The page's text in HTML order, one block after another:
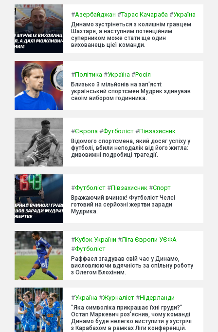
#Азербайджан #Тарас Качараба #Україна
Динамо зустрінеться з колишнім гравцем
Шахтаря, а наступним потенційним
суперником може стати ще один
вихованець цієї команди.
#Політика #Україна #Росія
Близько 3 мільйонів на зап'ясті:
український спортсмен Мудрик здивував
своїм вибором годинника.
#Європа #Футболіст #Півзахисник
Відомого спортсмена, який досяг успіху у
футболі, вбили неподалік від його житла:
дивовижні подробиці трагедії.
#Футболіст #Півзахисник #Спорт
Вражаючий вчинок! Футболіст Челсі
готовий на серйозні жертви заради
Мудрика.
#Кубок України #Ліга Європи УЄФА
#Футболіст
Раффаел згадував свій час у Динамо,
висловлюючи вдячність за спільну роботу
з Олегом Блохіним.
#Україна #Журналіст #Нідерланди
"Яка символіка прикрашає їхні груди?"
Остап Маркевич роз'яснив, чому команді
Динамо буде нелегко виступити у зустрічі
з Карабахом в рамках Ліги конференцій.